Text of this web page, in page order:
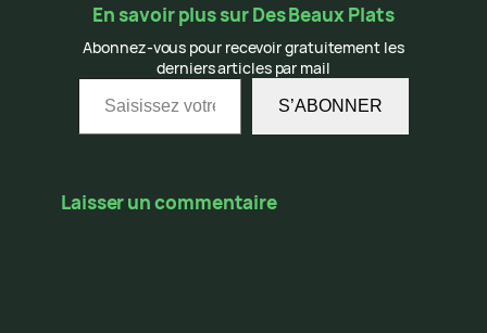
En savoir plus sur Des Beaux Plats
Abonnez-vous pour recevoir gratuitement les
derniers articles par mail
Saisissez votre adresse e-mail…
S’ABONNER
Laisser un commentaire